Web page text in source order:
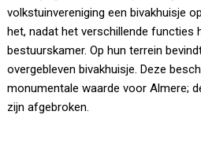
volkstuinvereniging een bivakhuisje
het, nadat het verschillende functies
bestuurskamer. Op hun terrein
overgebleven bivakhuisje. Deze
monumentale waarde voor Almere;
zijn afgebroken.